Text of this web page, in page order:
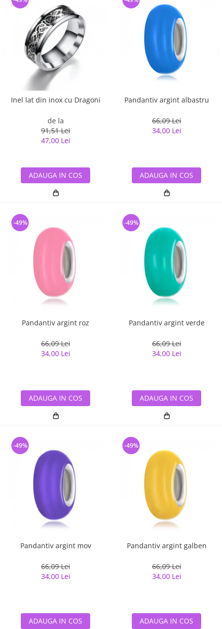
Inel lat din inox cu Dragoni
de la
91,51 Lei
47,00 Lei
ADAUGA IN COS
Pandantiv argint albastru
66,09 Lei
34,00 Lei
ADAUGA IN COS
Pandantiv argint roz
66,09 Lei
34,00 Lei
-49%
ADAUGA IN COS
Pandantiv argint verde
66,09 Lei
34,00 Lei
-49%
ADAUGA IN COS
Pandantiv argint mov
66,09 Lei
34,00 Lei
-49%
ADAUGA IN COS
Pandantiv argint galben
66,09 Lei
34,00 Lei
-49%
ADAUGA IN COS